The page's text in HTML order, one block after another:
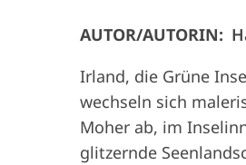
AUTOR/AUTORIN:
Irland, die Grüne
wechseln sich
Moher ab, im
glitzernde